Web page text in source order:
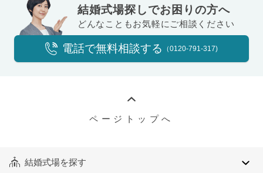
結婚式場探しでお困りの方へ
どんなこともお気軽にご相談ください
電話で無料相談する （0120-791-317)
ページトップへ
結婚式場を探す